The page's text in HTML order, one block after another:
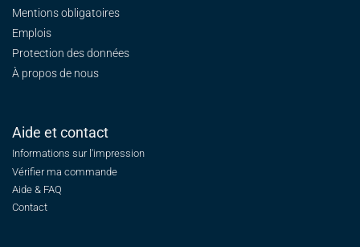
Mentions obligatoires
Emplois
Protection des données
À propos de nous
Aide et contact
Informations sur l'impression
Vérifier ma commande
Aide & FAQ
Contact